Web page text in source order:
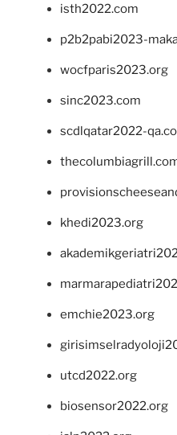
isth2022.com
p2b2pabi2023-
wocfparis2023.org
sinc2023.com
scdlqatar2022-
khedi2023.org
emchie2023.org
utcd2022.org
biosensor2022.org